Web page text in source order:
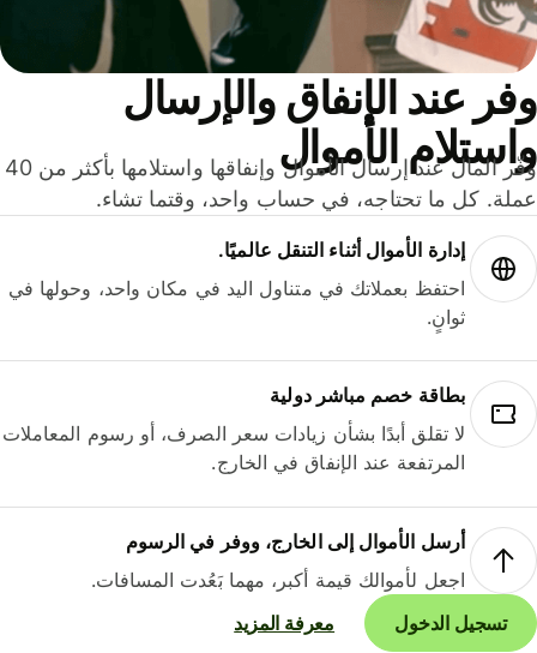
عند الإنفاق والإرسال
الأموال
وفّر المال عند إرسال الأموال وإنفاقها واستلامها بأكثر من 40
كل ما تحتاجه، في حساب واحد، وقتما تشاء.
إدارة الأموال أثناء التنقل عالميًا.
احتفظ بعملاتك في متناول اليد في مكان واحد، وحولها في
ثوانٍ.
بطاقة خصم مباشر دولية
لا تقلق أبدًا بشأن زيادات سعر الصرف، أو رسوم المعاملات
المرتفعة عند الإنفاق في الخارج.
أرسل الأموال إلى الخارج، ووفر في الرسوم
اجعل لأموالك قيمة أكبر، مهما بَعُدت المسافات.
تسجيل الدخول
معرفة المزيد